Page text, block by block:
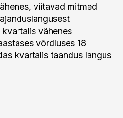
viitavad mitmed
vähenes
võrdluses 18
kvartalis taandus langus